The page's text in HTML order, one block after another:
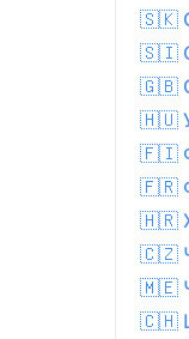
🇸🇰
🇸🇮
🇬🇧
🇭🇺
🇫🇮
🇫🇷
🇭🇷
🇨🇿
🇲🇪
🇨🇭